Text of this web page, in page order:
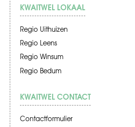
KWAITWEL LOKAAL
Regio Uithuizen
Regio Leens
Regio Winsum
Regio Bedum
KWAITWEL CONTACT
Contactformulier